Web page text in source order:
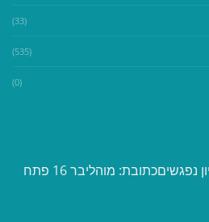
(33)
(535)
(0)
​​MenZone כשמציאות ודמיון נפגשים​ כתובת: מוהליבר 16 פתח